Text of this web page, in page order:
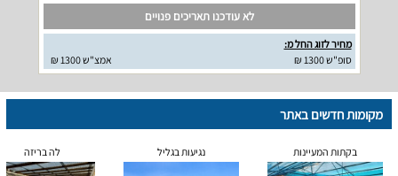
לא עודכנו תאריכים פנויים
מחיר לזוג החל מ:
סופ"ש 1300 ₪
אמצ"ש 1300 ₪
מקומות חדשים באתר
בקתות המעיינות נגיעות בגליל לה בריזה